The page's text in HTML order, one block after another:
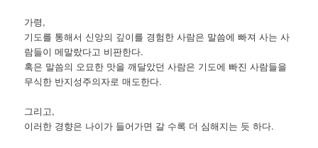
가령,
기도를 통해서 신앙의 깊이를 경험한 사람은 말씀에 빠져 사는 사
람들이 메말랐다고 비판한다.
혹은 말씀의 오묘한 맛을 깨달았던 사람은 기도에 빠진 사람들을
무식한 반지성주의자로 매도한다.
그리고,
이러한 경향은 나이가 들어가면 갈 수록 더 심해지는 듯 하다.